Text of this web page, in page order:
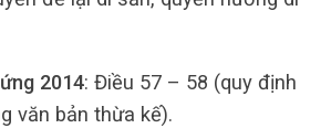
2014: Điều 57 – 58 (quy định
văn bản thừa kế).